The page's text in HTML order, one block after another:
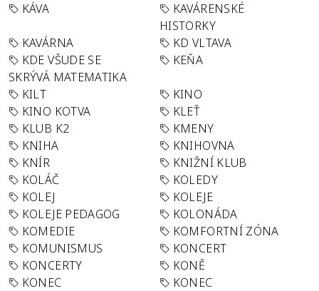
KÁVA
KAVÁRENSKÉ
HISTORKY
KAVÁRNA
KD VLTAVA
KDE VŠUDE SE
SKRÝVÁ MATEMATIKA
KEŇA
KILT
KINO
KINO KOTVA
KLEŤ
KLUB K2
KMENY
KNIHA
KNIHOVNA
KNÍR
KNIŽNÍ KLUB
KOLÁČ
KOLEDY
KOLEJ
KOLEJE
KOLEJE PEDAGOG
KOLONÁDA
KOMEDIE
KOMFORTNÍ ZÓNA
KOMUNISMUS
KONCERT
KONCERTY
KONĚ
KONEC
KONEC